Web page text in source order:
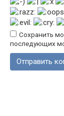
Сохранить
последующих